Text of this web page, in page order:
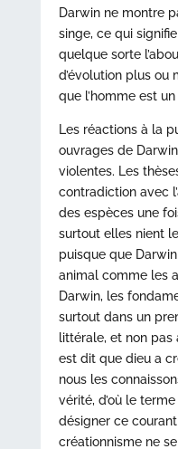
Darwin ne montre
singe, ce qui
quelque sorte
d’évolution plus ou
que l’homme est un
Les réactions à la
ouvrages de
violentes. Les
contradiction avec
des espèces une
surtout elles nient
puisque que
animal comme les
Darwin, les
surtout dans un
littérale, et non pas
est dit que dieu a
nous les
vérité, d’où le
désigner ce
créationnisme ne